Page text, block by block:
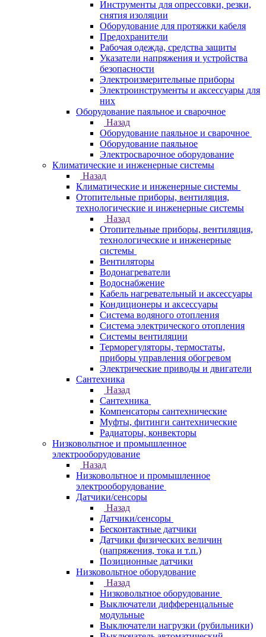
Инструменты для опрессовки, резки,
снятия изоляции
Оборудование для протяжки кабеля
Предохранители
Рабочая одежда, средства защиты
Указатели напряжения и устройства
безопасности
Электроизмерительные приборы
Электроинструменты и аксессуары для
них
Оборудование паяльное и сварочное
Назад
Оборудование паяльное и сварочное
Оборудование паяльное
Электросварочное оборудование
Климатические и инженерные системы
Назад
Климатические и инженерные системы
Отопительные приборы, вентиляция,
технологические и инженерные системы
Назад
Отопительные приборы, вентиляция,
технологические и инженерные
системы
Вентиляторы
Водонагреватели
Водоснабжение
Кабель нагревательный и аксессуары
Кондиционеры и аксессуары
Система водяного отопления
Система электрического отопления
Системы вентиляции
Терморегуляторы, термостаты,
приборы управления обогревом
Электрические приводы и двигатели
Сантехника
Назад
Сантехника
Компенсаторы сантехнические
Муфты, фитинги сантехнические
Радиаторы, конвекторы
Низковольтное и промышленное
электрооборудование
Назад
Низковольтное и промышленное
электрооборудование
Датчики/сенсоры
Назад
Датчики/сенсоры
Бесконтактные датчики
Датчики физических величин
(напряжения, тока и т.п.)
Позиционные датчики
Низковольтное оборудование
Назад
Низковольтное оборудование
Выключатели дифференцальные
модульные
Выключатели нагрузки (рубильники)